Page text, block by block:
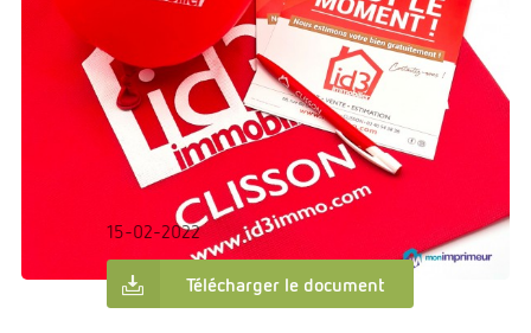
€0.00
Dans: Création graphique
ID3 Immobilier
15-02-2022
Télécharger le document